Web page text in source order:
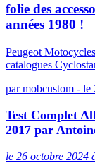
folie des
années 1980 !
Peugeot
catalogues
parmobcustom - le
Test Complet
2017 par
le 26 octobre 2024